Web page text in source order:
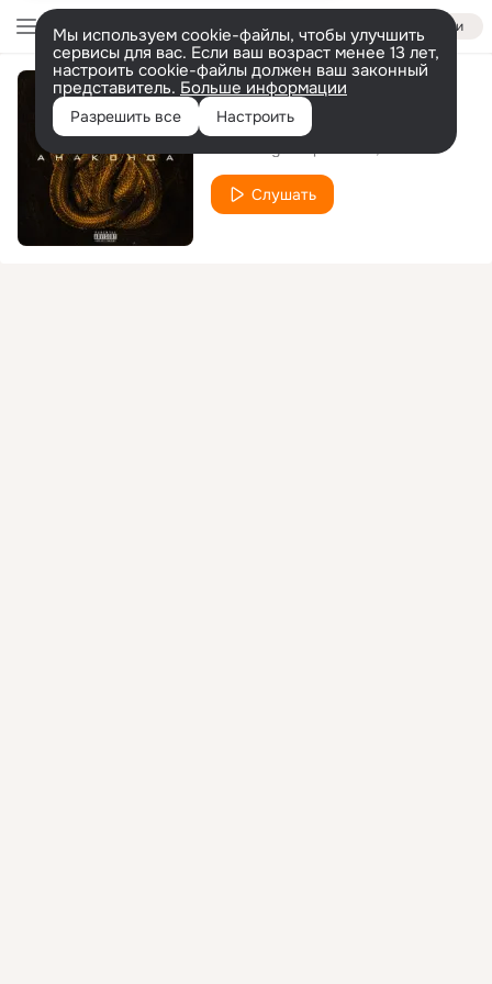
Войти
Мы используем cookie-файлы, чтобы улучшить
сервисы для вас. Если ваш возраст менее 13 лет,
настроить cookie-файлы должен ваш законный
представитель. Больше информации
Разрешить все Настроить
Анаконда
Слушать